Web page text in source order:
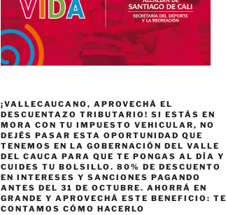
¡VALLECAUCANO, APROVECHÁ EL
DESCUENTAZO TRIBUTARIO! SI ESTÁS EN
MORA CON TU IMPUESTO VEHICULAR, NO
DEJÉS PASAR ESTA OPORTUNIDAD QUE
TENEMOS EN LA GOBERNACIÓN DEL VALLE
DEL CAUCA PARA QUE TE PONGAS AL DÍA Y
CUIDES TU BOLSILLO. 80% DE DESCUENTO
EN INTERESES Y SANCIONES PAGANDO
ANTES DEL 31 DE OCTUBRE. AHORRÁ EN
GRANDE Y APROVECHÁ ESTE BENEFICIO: TE
CONTAMOS CÓMO HACERLO